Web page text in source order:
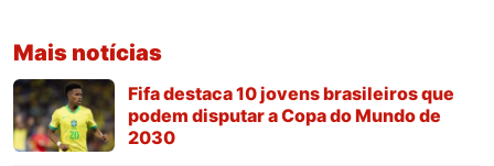
Mais notícias
Fifa destaca 10 jovens brasileiros que
podem disputar a Copa do Mundo de
2030